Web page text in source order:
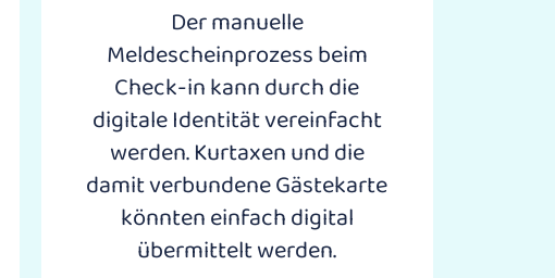
Der manuelle
Meldescheinprozess beim
Check-in kann durch die
digitale Identität vereinfacht
werden. Kurtaxen und die
damit verbundene Gästekarte
könnten einfach digital
übermittelt werden.